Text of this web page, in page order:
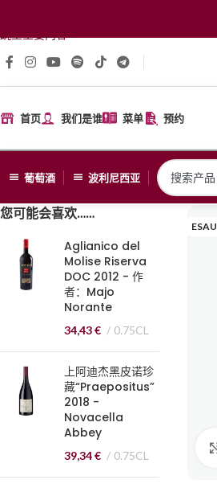
首页 我们是谁 菜单 预约
葡萄酒 波利尼西亚
您可能会喜欢……
Aglianico del
Molise Riserva
DOC 2012 - 作
者：Majo
Norante
34,43€ 0.75CL
上阿迪杰黑皮诺珍
藏“Praepositus”
2018 -
Novacella
Abbey
39,34€ 0.75CL